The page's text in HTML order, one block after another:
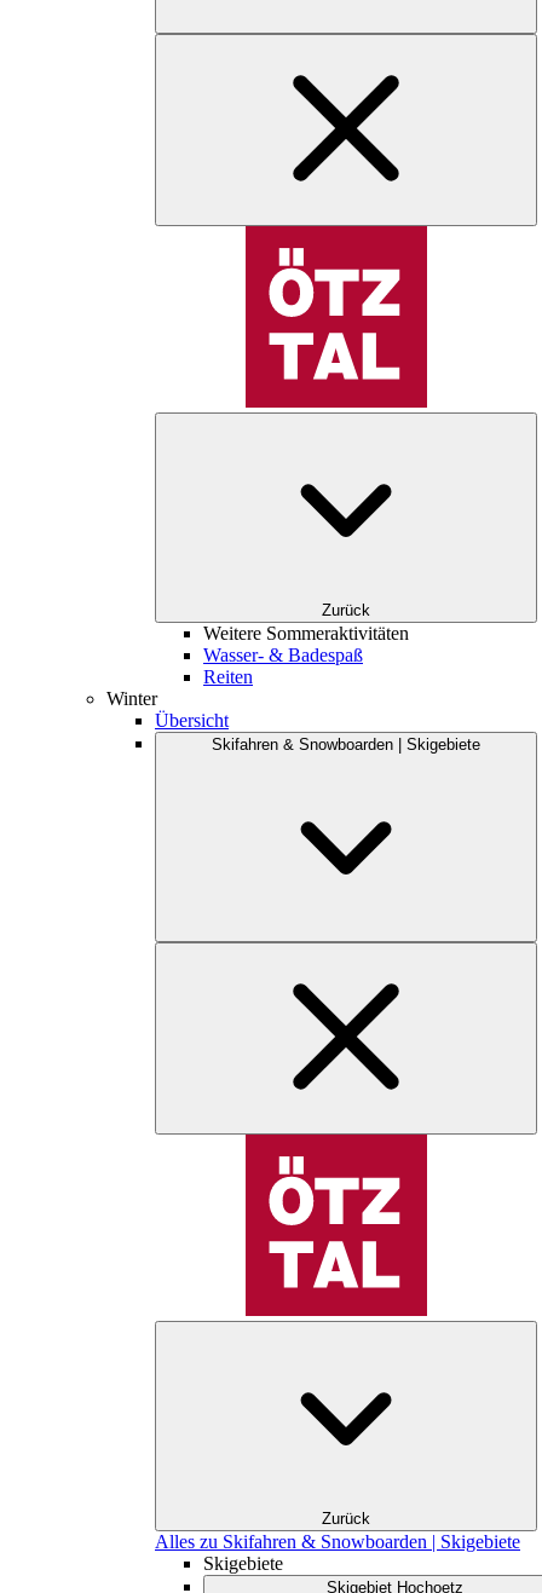
Zurück
Weitere Sommeraktivitäten
Wasser- & Badespaß
Reiten
Winter
Übersicht
Skifahren & Snowboarden | Skigebiete
Zurück
Alles zu Skifahren & Snowboarden | Skigebiete
Skigebiete
Skigebiet Hochoetz